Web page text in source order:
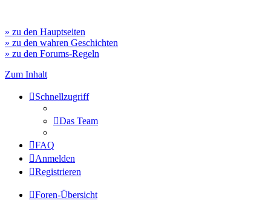
» zu den Hauptseiten
» zu den wahren Geschichten
» zu den Forums-Regeln
Zum Inhalt
Schnellzugriff
Das Team
FAQ
Anmelden
Registrieren
Foren-Übersicht